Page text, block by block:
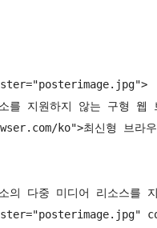
지원하지 않는 구형 웹
ko">최신형 브라우
중 미디어 리소스를 지